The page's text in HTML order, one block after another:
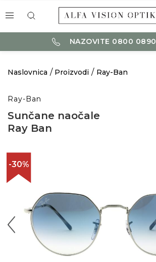
NAZOVITE 0800 0890
Naslovnica Proizvodi Ray-Ban
Ray-Ban
Sunčane naočale
Ray Ban
-30%